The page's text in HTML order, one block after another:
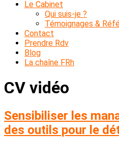
Le Cabinet
Qui suis-je ?
Témoignages &
Contact
Prendre Rdv
Blog
La chaîne FRh
CV vidéo
Sensibiliser les
des outils pour le